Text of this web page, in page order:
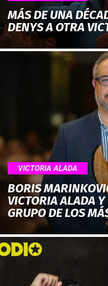
MÁS DE UNA
DENYS A OTRA
VICTORIA ALADA
BORIS
VICTORIA ALADA
GRUPO DE LOS